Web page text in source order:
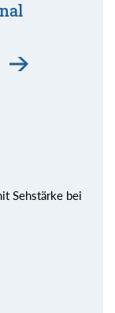
Sehstärke bei